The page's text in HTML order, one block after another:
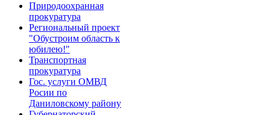
Природоохранная
прокуратура
Региональный проект
"Обустроим область к
юбилею!"
Транспортная
прокуратура
Гос. услуги ОМВД
Росии по
Даниловскому району